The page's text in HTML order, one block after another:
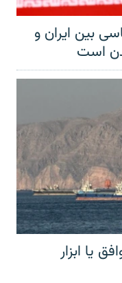
بین ایران و
است
یا ابزار